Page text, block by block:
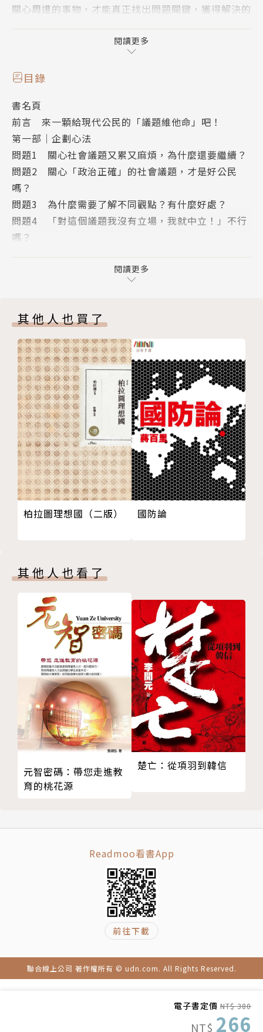
電子書定價 NT$ 380
NT$ 266
關心周遭的事物，才能真正找出問題關鍵，獲得解決的
這本書，就是告訴你如何思考生活周遭各項議題、
邁向未來的你一點有用的成長建議。
準備好迎接更懂得思辨、更勇於表達、更願意關注
社會、更多參與公民議題的自己了嗎？
▶▶▶不藏私企劃心法大公開！
關心社會議題該從哪裡開始？一定要客觀中立才可
以嗎？要怎樣才能讓人對不同觀點有更多了解？這些關
劃社會議題內容的每一天，都會面對的挑戰。本書的第
與你分享面對社會議題時的心法。到底是哪些面向？快
來書中挖寶！
▶▶▶各種議題案例深度探討！
多了解一件事，就對這個世界多一分的理解，也會
讓生活更加多采多姿！本書的第二部分，將從個人自身
到外在世界，精選十六個現代公民關注的議題，呈現志
祺七七團隊的思考脈絡，透過團隊對這些社會議題的觀
察和理解，與你一起讀懂這些議題之中的不同觀點與權
衡。
本書特色
時事觀察網紅的觀點養成與表達方式，全面解析志祺七
七團隊在面對議題時的思考邏輯。
● 懶人包始祖發威！資訊圖表帶你秒懂現代公民
素養：五大心法工具箱，以圖文並茂、易於理解的形
式，提供具體行動的參考指引。
作者簡介
志祺七七
一年三百六十五天不斷更的時事議題評論型節目製
作團隊，由台灣知名資訊設計團隊「圖文不符」開發策
在遇到各種議題的時候，社會上總是充滿對立。不
同立場之間，常常只剩下謾罵，無法互相溝通、討論。
志祺七七做為努力呈現不同立場觀點的新媒體團隊，希
望能讓關心社會重要議題、擔心立場極化的人，了解不
戰、能源、政治評論等各種敏感議題，全盤呈現多樣化
主題與觀點，獲得不同立場政治人物的一致好評！於二
台銘、韓國瑜、朱立倫等一線政治人物的團隊。
閱讀更多
目錄
書名頁
前言 來一顆給現代公民的「議題維他命」吧！
第一部｜企劃心法
問題1 關心社會議題又累又麻煩，為什麼還要繼續？
問題2 關心「政治正確」的社會議題，才是好公民
嗎？
問題3 為什麼需要了解不同觀點？有什麼好處？
問題4 「對這個議題我沒有立場，我就中立！」不行
嗎？
地被摸五分鐘？
02 每次social都又尬又怕，社交恐懼到底是怎麼產
生的？
03 約會時誰該付錢？男生想AA制是小氣，女生想AA
制是大氣？
04 你也害怕掉進負面情緒的漩渦嗎？三個看待情緒
的新方法！
05 一切都是they的錯？為什麼認錯道歉這麼困難？
06 覺得自己的成就都是運氣好？那你可能也有「冒
牌者症候群」！
家庭與學校篇
01 高中男生竟然「成裙結隊」去上學？男生穿裙子
合適嗎？
03 你知道嗎？愈是看不慣爸媽某些行為，長大後可
能愈來愈像哦！
04 愛拿「為你好」當理由的爸媽，為何總是讓人受
不了？
社會與世界篇
01 為什麼有錢人要繳比較多稅？平等跟自由該如何
平衡？
02 蘇格蘭女性生理用品全面免費？先進國家也會出
現「月經貧窮」！
03 七十萬移工竟有五萬失聯！台灣「逃跑移工」問
題是怎麼發生的？
04 原住民為什麼可以加分？這種不公平的制度怎麼
還不改？
05 有精神或社交障礙的重刑犯，就能減輕刑責嗎？
援」的對象嗎？
結語 用充滿希望的心，面對充滿挑戰的未來
閱讀更多
其他人也買了
柏拉圖理想國（二版） 國防論
其他人也看了
元智密碼：帶您走進教
育的桃花源
楚亡：從項羽到韓信
Readmoo看書App
前往下載
聯合線上公司 著作權所有 © udn.com. All Rights Reserved.